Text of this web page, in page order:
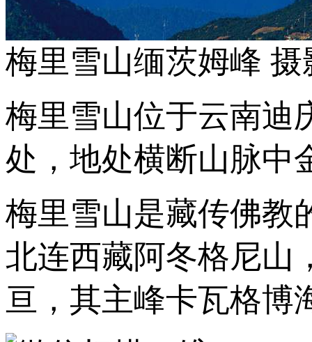
梅里雪山缅茨姆峰 摄
梅里雪山位于云南迪
处，地处横断山脉中
梅里雪山是藏传佛教
北连西藏阿冬格尼山
亘，其主峰卡瓦格博